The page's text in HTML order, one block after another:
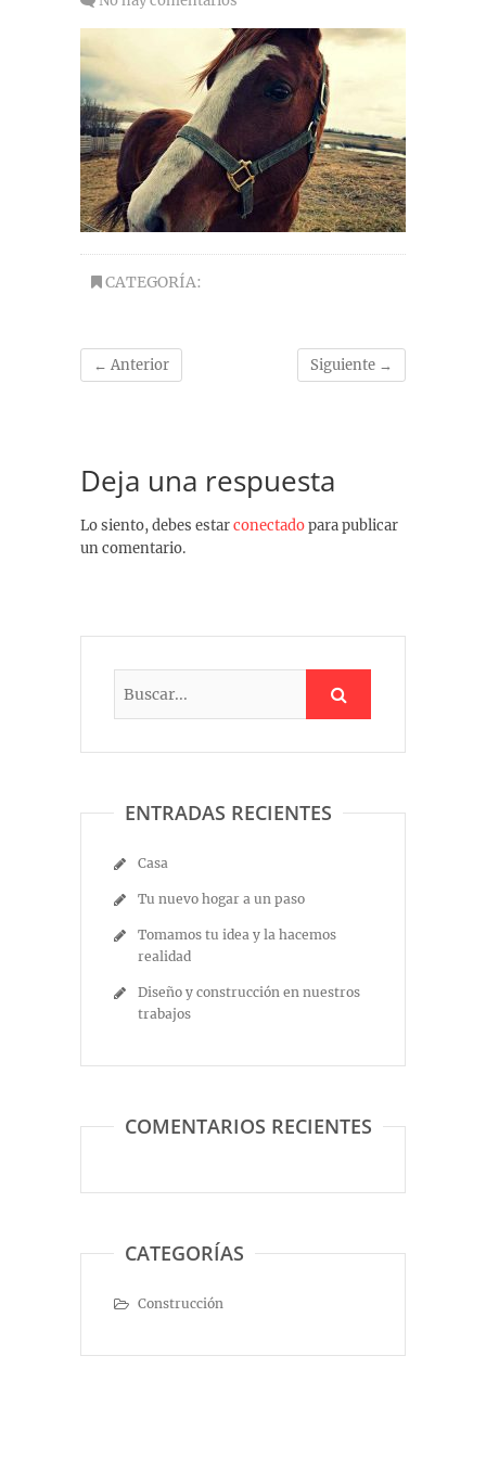
CATEGORÍA:
← Anterior Siguiente →
Deja una respuesta
Lo siento, debes estarconectadopara publicar
un comentario.
ENTRADAS RECIENTES
Casa
Tu nuevo hogar a un paso
Tomamos tu idea y la hacemos
realidad
Diseño y construcción en nuestros
trabajos
COMENTARIOS RECIENTES
CATEGORÍAS
Construcción